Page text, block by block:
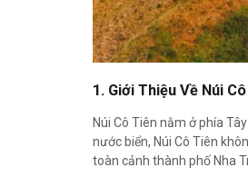
1. Giới Thiệu Về Núi
Núi Cô Tiên nằm ở phía
nước biển, Núi Cô Tiên
toàn cảnh thành phố Nha